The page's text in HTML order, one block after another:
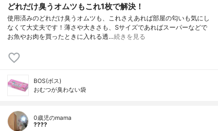
どれだけ臭うオムツもこれ1枚で解決！
使用済みのどれだけ臭うオムツも、これさえあれば部屋の匂いも気にし
なくて大丈夫です！薄さや大きさも、Sサイズであればスーパーなどで
お魚やお肉を買ったときに入れる透…続きを見る
BOS(ボス)
おむつが臭わない袋
0歳児のmama
????